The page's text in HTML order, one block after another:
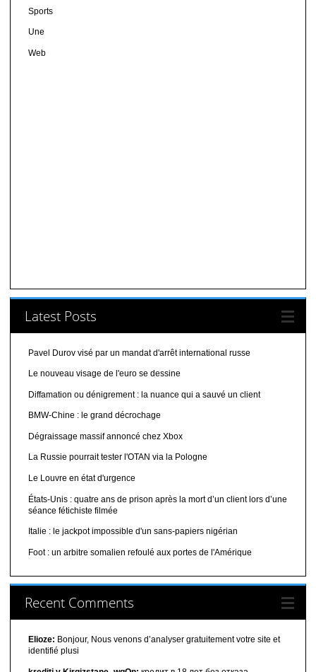
Sports
Une
Web
Latest Posts
Pavel Durov visé par un mandat d'arrêt international russe
Le nouveau visage de l'euro se dessine
Diffamation ou dénigrement : la nuance qui a sauvé un client
BMW-Chine : le grand décrochage
Dégraissage massif annoncé chez Xbox
La Russie pourrait tester l'OTAN via la Pologne
Le Louvre en état d'urgence
États-Unis : quatre ans de prison après la mort d’un client lors d’une
séance fétichiste filmée
Italie : le jackpot impossible d'un sans-papiers nigérian
Foot : un arbitre somalien refoulé aux portes de l'Amérique
Recent Comments
Elioze: Bonjour, Nous venons d’analyser gratuitement votre site et
identifié plusi